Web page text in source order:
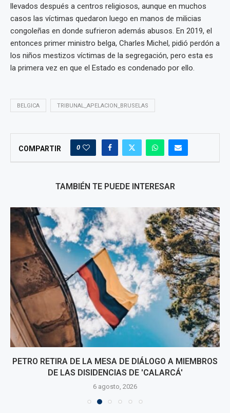
llevados después a centros religiosos, aunque en muchos
casos las víctimas quedaron luego en manos de milicias
congoleñas en donde sufrieron además abusos. En 2019, el
entonces primer ministro belga, Charles Michel, pidió perdón a
los niños mestizos víctimas de la segregación, pero esta es
la primera vez en que el Estado es condenado por ello.
BELGICA TRIBUNAL_APELACION_BRUSELAS
COMPARTIR 0
TAMBIÉN TE PUEDE INTERESAR
PETRO RETIRA DE LA MESA DE DIÁLOGO A MIEMBROS
DE LAS DISIDENCIAS DE 'CALARCÁ'
6 agosto, 2026